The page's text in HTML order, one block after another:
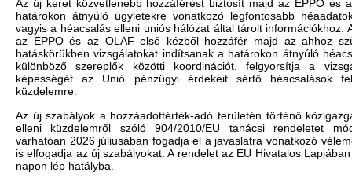
Az új keret közvetlenebb hozzáférést biztosít majd az EPPO és
határokon átnyúló ügyletekre vonatkozó legfontosabb
vagyis a héacsalás elleni uniós hálózat által tárolt információkhoz.
az EPPO és az OLAF első kézből hozzáfér majd az ahhoz
hatáskörükben vizsgálatokat indítsanak a határokon átnyúló
különböző szereplők közötti koordinációt, felgyorsítja a
képességét az Unió pénzügyi érdekeit sértő héacsalások
küzdelemre.
Az új szabályok a hozzáadottérték-adó területén történő
elleni küzdelemről szóló 904/2010/EU tanácsi rendeletet
várhatóan 2026 júliusában fogadja el a javaslatra vonatkozó
is elfogadja az új szabályokat. A rendelet az EU Hivatalos
napon lép hatályba.